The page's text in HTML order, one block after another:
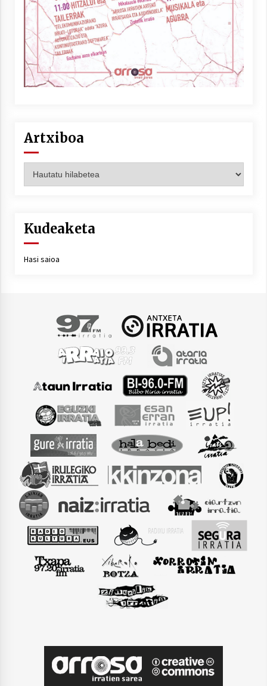
Artxiboa
Kudeaketa
Hasi saioa